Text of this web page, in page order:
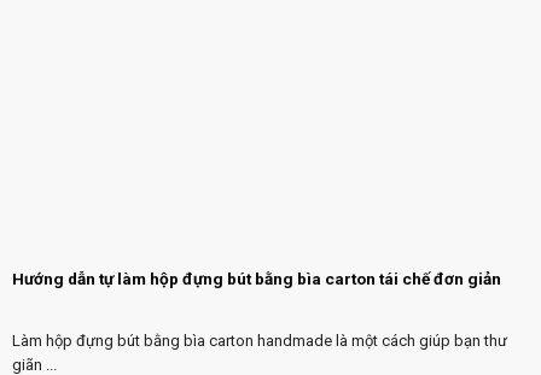
Hướng dẫn tự làm hộp đựng bút bằng bìa carton tái chế đơn giản
Làm hộp đựng bút bằng bìa carton handmade là một cách giúp bạn thư
giãn ...